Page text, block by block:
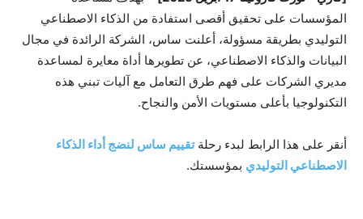
المؤسسات على تحقيق أقصى استفادة من الذكاء الاصطناعي
التوليدي بطريقة مسؤولة، أعلنت ساس، الشركة الرائدة في مجال
البيانات والذكاء الاصطناعي، عن تطويرها أداة معايرة لمساعدة
مديري الشركات على فهم طرق التعامل مع آليات تبني هذه
التكنولوجيا بأعلى مستويات الأمن والنجاح.
أنقر على هذا الرابط لبدء رحلةتقييم ساس لنضج أداء الذكاء
الاصطناعي التوليدي بمؤسستك.